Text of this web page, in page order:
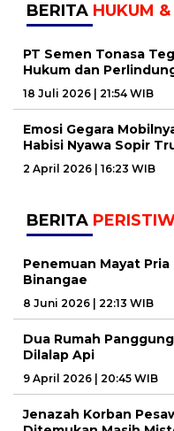
BERITA HUKUM
PT Semen Tonasa
Hukum dan
18 Juli 2026 | 21:54 WIB
Emosi Gegara
Habisi Nyawa Sopir
2 April 2026 | 16:23 WIB
BERITA
Penemuan Mayat
Binangae
8 Juni 2026 | 22:13 WIB
Dua Rumah
Dilalap Api
9 April 2026 | 20:45 WIB
Jenazah Korban